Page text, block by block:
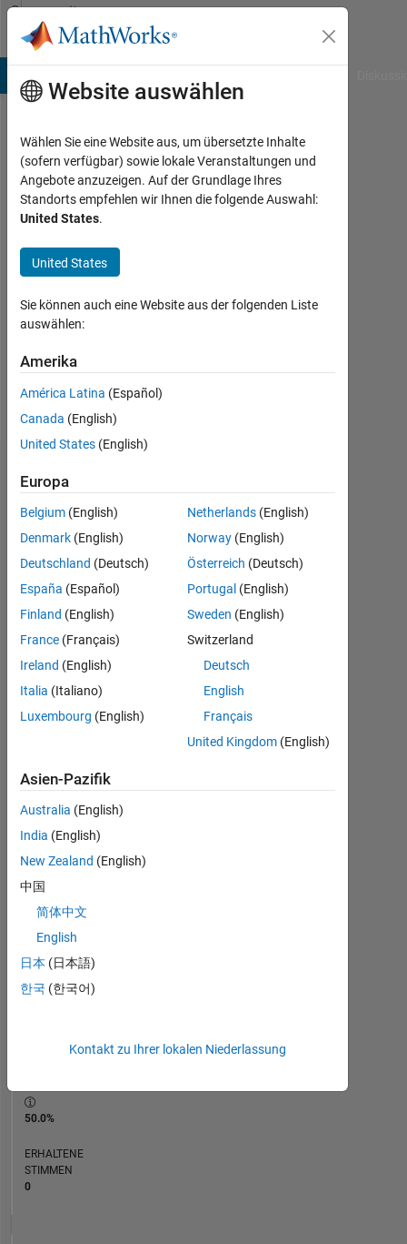
Weiter zum Inhalt
Community
Profile
Kyungmin
Aktiv
seit
2023
Followers:
Following:
Follow
Statistik
MATLAB Answers
BEITRÄGE L
-2
-1
1
2
3
4
ZEITACHSE
185.361
of
302.031
REPUTATION
BEITRÄGE
Antworten
50.0%
ERHALTENE
STIMMEN
0
Website auswählen
Wählen Sie eine Website aus, um übersetzte Inhalte
(sofern verfügbar) sowie lokale Veranstaltungen und
Angebote anzuzeigen. Auf der Grundlage Ihres
Standorts empfehlen wir Ihnen die folgende Auswahl:
United States.
United States
Sie können auch eine Website aus der folgenden Liste
auswählen:
Amerika
América Latina (Español)
Canada (English)
United States (English)
Europa
Belgium (English)
Denmark (English)
Deutschland (Deutsch)
España (Español)
Finland (English)
France (Français)
Ireland (English)
Italia (Italiano)
Luxembourg (English)
Netherlands (English)
Norway (English)
Österreich (Deutsch)
Portugal (English)
Sweden (English)
Switzerland
Deutsch
English
Français
United Kingdom (English)
Asien-Pazifik
Australia (English)
India (English)
New Zealand (English)
中国
简体中文
English
日本 (日本語)
한국 (한국어)
Kontakt zu Ihrer lokalen Niederlassung